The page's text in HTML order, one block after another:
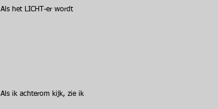
Als het LICHT-er wordt
Als ik achterom kijk, zie ik